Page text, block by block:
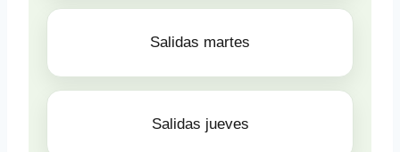
Salidas martes
Salidas jueves